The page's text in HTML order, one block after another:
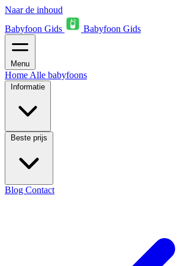
Naar de inhoud
Babyfoon Gids
Babyfoon Gids
Menu
Home Alle babyfoons
Informatie
Beste prijs
Blog Contact